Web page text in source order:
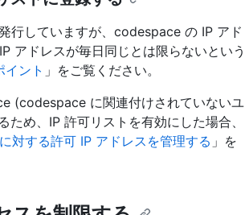
行していますが、codespace の IP アド
アドレスが毎日同じとは限らないという
イント 」をご覧ください。
(codespace に関連付けされていないユ
め、IP 許可リストを有効にした場合、
対する許可 IP アドレスを管理する 」を